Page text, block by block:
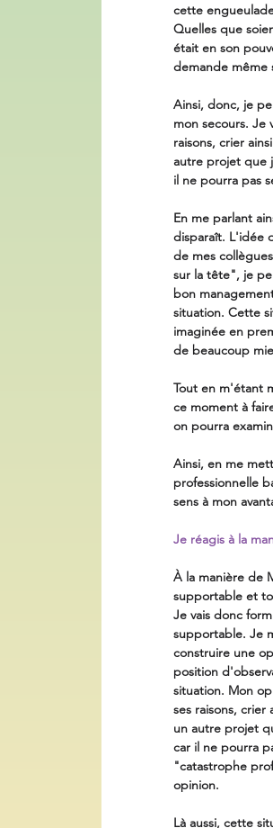
cette
Quelles que
était en son
demande même
Ainsi, donc, je
mon secours. Je
raisons, crier
autre projet que
il ne pourra pas
En me parlant
disparaît. L'idée
de mes
sur la tête", je
bon
situation. Cette
imaginée en
de beaucoup
Tout en m'étant
ce moment à
on pourra
Ainsi, en me
professionnelle
sens à mon
Je réagis à la
À la manière de
supportable et
Je vais donc
supportable. Je
construire une
position
situation. Mon
ses raisons,
un autre projet
car il ne pourra
"catastrophe
opinion.
Là aussi, cette